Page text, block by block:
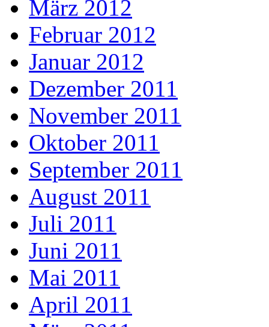
März 2012
Februar 2012
Januar 2012
Dezember 2011
November 2011
Oktober 2011
September 2011
August 2011
Juli 2011
Juni 2011
Mai 2011
April 2011